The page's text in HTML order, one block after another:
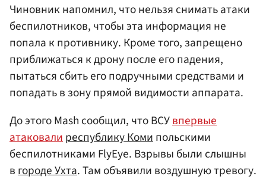
Чиновник напомнил, что нельзя снимать атаки
беспилотников, чтобы эта информация не
попала к противнику. Кроме того, запрещено
приближаться к дрону после его падения,
пытаться сбить его подручными средствами и
попадать в зону прямой видимости аппарата.
До этого Mash сообщил, что ВСУвпервые
атаковалиреспублику Комипольскими
беспилотниками FlyEye. Взрывы были слышны
вгороде Ухта. Там объявили воздушную тревогу.